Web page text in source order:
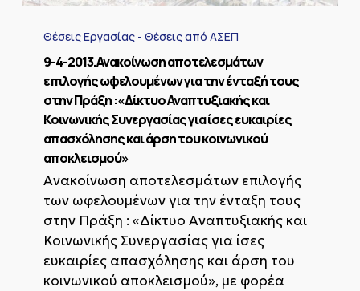
2013.Ανακοίνωση
αποτελεσμάτων
επιλογής
ωφελουμένων
ένταξή
τους
στην
Πράξη
:«Δίκτυο
Αναπτυξιακής
Κοινωνικής
Συνεργασίας
Θέσεις Εργασίας - Θέσεις από ΑΣΕΠ
9-4-2013.Ανακοίνωση αποτελεσμάτων
επιλογής ωφελουμένων για την ένταξή τους
στην Πράξη :«Δίκτυο Αναπτυξιακής και
Κοινωνικής Συνεργασίας για ίσες ευκαιρίες
απασχόλησης και άρση του κοινωνικού
αποκλεισμού»
Ανακοίνωση αποτελεσμάτων επιλογής
των ωφελουμένων για την ένταξη τους
στην Πράξη : «Δίκτυο Αναπτυξιακής και
Κοινωνικής Συνεργασίας για ίσες
ευκαιρίες απασχόλησης και άρση του
κοινωνικού αποκλεισμού», με φορέα